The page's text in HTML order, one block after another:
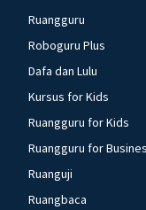
Ruangguru
Roboguru Plus
Dafa dan Lulu
Kursus for Kids
Ruangguru for Kids
Ruangguru for
Ruanguji
Ruangbaca